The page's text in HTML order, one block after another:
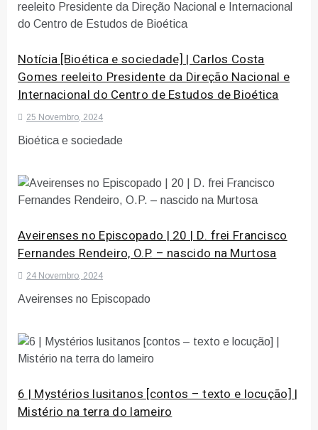
Notícia [Bioética e sociedade] | Carlos Costa
Gomes reeleito Presidente da Direção Nacional e
Internacional do Centro de Estudos de Bioética
25 Novembro, 2024
Bioética e sociedade
Aveirenses no Episcopado | 20 | D. frei Francisco
Fernandes Rendeiro, O.P. – nascido na Murtosa
24 Novembro, 2024
Aveirenses no Episcopado
6 | Mystérios lusitanos [contos – texto e locução] |
Mistério na terra do lameiro